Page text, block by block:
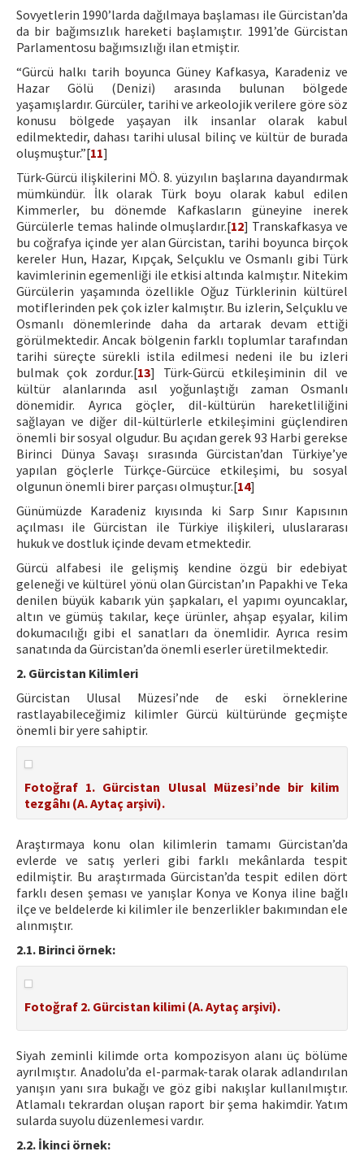
Sovyetlerin 1990’larda dağılmaya başlaması ile Gürcistan’da
da bir bağımsızlık hareketi başlamıştır. 1991’de Gürcistan
Parlamentosu bağımsızlığı ilan etmiştir.
“Gürcü halkı tarih boyunca Güney Kafkasya, Karadeniz ve
Hazar Gölü (Denizi) arasında bulunan bölgede
yaşamışlardır. Gürcüler, tarihi ve arkeolojik verilere göre söz
konusu bölgede yaşayan ilk insanlar olarak kabul
edilmektedir, dahası tarihi ulusal bilinç ve kültür de burada
oluşmuştur.”[11]
Türk-Gürcü ilişkilerini MÖ. 8. yüzyılın başlarına dayandırmak
mümkündür. İlk olarak Türk boyu olarak kabul edilen
Kimmerler, bu dönemde Kafkasların güneyine inerek
Gürcülerle temas halinde olmuşlardır.[12] Transkafkasya ve
bu coğrafya içinde yer alan Gürcistan, tarihi boyunca birçok
kereler Hun, Hazar, Kıpçak, Selçuklu ve Osmanlı gibi Türk
kavimlerinin egemenliği ile etkisi altında kalmıştır. Nitekim
Gürcülerin yaşamında özellikle Oğuz Türklerinin kültürel
motiflerinden pek çok izler kalmıştır. Bu izlerin, Selçuklu ve
Osmanlı dönemlerinde daha da artarak devam ettiği
görülmektedir. Ancak bölgenin farklı toplumlar tarafından
tarihi süreçte sürekli istila edilmesi nedeni ile bu izleri
bulmak çok zordur.[13] Türk-Gürcü etkileşiminin dil ve
kültür alanlarında asıl yoğunlaştığı zaman Osmanlı
dönemidir. Ayrıca göçler, dil-kültürün hareketliliğini
sağlayan ve diğer dil-kültürlerle etkileşimini güçlendiren
önemli bir sosyal olgudur. Bu açıdan gerek 93 Harbi gerekse
Birinci Dünya Savaşı sırasında Gürcistan’dan Türkiye’ye
yapılan göçlerle Türkçe-Gürcüce etkileşimi, bu sosyal
olgunun önemli birer parçası olmuştur.[14]
Günümüzde Karadeniz kıyısında ki Sarp Sınır Kapısının
açılması ile Gürcistan ile Türkiye ilişkileri, uluslararası
hukuk ve dostluk içinde devam etmektedir.
Gürcü alfabesi ile gelişmiş kendine özgü bir edebiyat
geleneği ve kültürel yönü olan Gürcistan’ın Papakhi ve Teka
denilen büyük kabarık yün şapkaları, el yapımı oyuncaklar,
altın ve gümüş takılar, keçe ürünler, ahşap eşyalar, kilim
dokumacılığı gibi el sanatları da önemlidir. Ayrıca resim
sanatında da Gürcistan’da önemli eserler üretilmektedir.
2. Gürcistan Kilimleri
Gürcistan Ulusal Müzesi’nde de eski örneklerine
rastlayabileceğimiz kilimler Gürcü kültüründe geçmişte
önemli bir yere sahiptir.
Fotoğraf 1. Gürcistan Ulusal Müzesi’nde bir kilim
tezgâhı (A. Aytaç arşivi).
Araştırmaya konu olan kilimlerin tamamı Gürcistan’da
evlerde ve satış yerleri gibi farklı mekânlarda tespit
edilmiştir. Bu araştırmada Gürcistan’da tespit edilen dört
farklı desen şeması ve yanışlar Konya ve Konya iline bağlı
ilçe ve beldelerde ki kilimler ile benzerlikler bakımından ele
alınmıştır.
2.1. Birinci örnek:
Fotoğraf 2. Gürcistan kilimi (A. Aytaç arşivi).
Siyah zeminli kilimde orta kompozisyon alanı üç bölüme
ayrılmıştır. Anadolu’da el-parmak-tarak olarak adlandırılan
yanışın yanı sıra bukağı ve göz gibi nakışlar kullanılmıştır.
Atlamalı tekrardan oluşan raport bir şema hakimdir. Yatım
sularda suyolu düzenlemesi vardır.
2.2. İkinci örnek: